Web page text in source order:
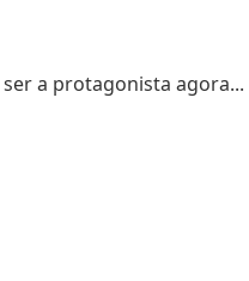
ser a protagonista agora...